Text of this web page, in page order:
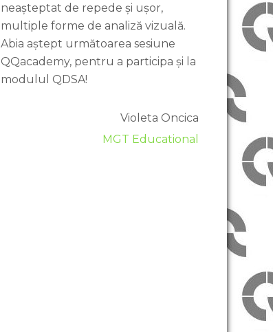
neașteptat de repede și ușor,
multiple forme de analiză vizuală.
Abia aștept următoarea sesiune
QQacademy, pentru a participa și la
modulul QDSA!
Violeta Oncica
MGT Educational